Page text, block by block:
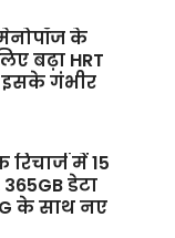
के
बढ़ा HRT
गंभीर
में 15
डेटा
के साथ नए